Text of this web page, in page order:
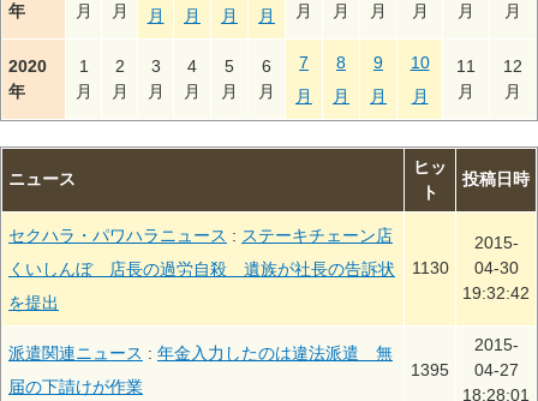
年
月
月
月
月
月
月
月
月
月
月
月
月
2020
年
1
月
2
月
3
月
4
月
5
月
6
月
7
月
8
月
9
月
10
月
11
月
12
月
ニュース
ヒッ
ト
投稿日時
セクハラ・パワハラニュース : ステーキチェーン店
くいしんぼ 店長の過労自殺 遺族が社長の告訴状
を提出
1130
2015-
04-30
19:32:42
派遣関連ニュース : 年金入力したのは違法派遣 無
届の下請けが作業
1395
2015-
04-27
18:28:01